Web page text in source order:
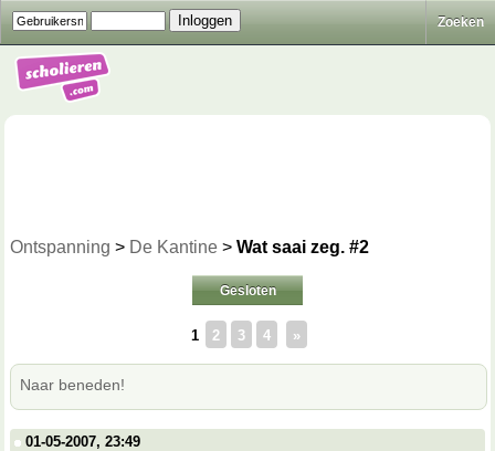
Zoeken
Ontspanning > De Kantine > Wat saai zeg. #2
Gesloten
1 2 3 4 »
Naar beneden!
01-05-2007, 23:49